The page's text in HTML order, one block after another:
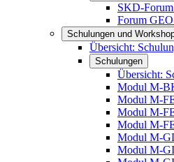
SKD-
Forum
Schulungen und
Übersicht:
Schulungen
Übersicht:
Modul M-
Modul M-
Modul M-
Modul M-
Modul M-
Modul M-